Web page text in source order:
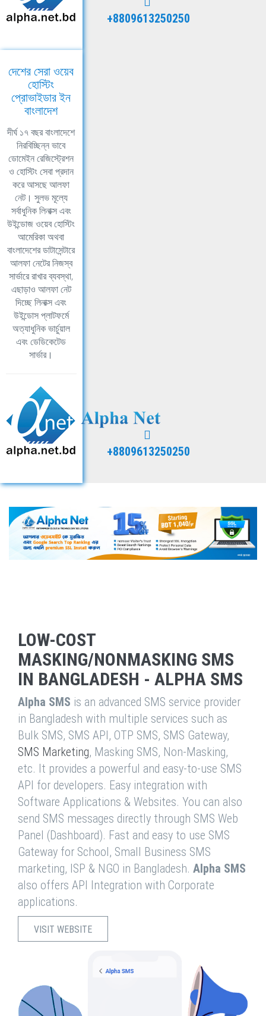
+8809613250250
দেশের সেরা ওয়েব
হোস্টিং
প্রোভাইডার ইন
বাংলাদেশ
দীর্ঘ ১৭ বছর বাংলাদেশে
নিরবিচ্ছিন্ন ভাবে
ডোমেইন রেজিস্ট্রেশন
ও হোস্টিং সেবা প্রদান
করে আসছে আলফা
নেট। সুলভ মূল্যে
সর্বাধুনিক লিনাক্স এবং
উইন্ডোজ ওয়েব হোস্টিং
আমেরিকা অথবা
বাংলাদেশের ডাটাসেন্টারে
আলফা নেটের নিজস্ব
সার্ভারে রাখার ব্যবস্থা,
এছাড়াও আলফা নেট
দিচ্ছে লিনাক্স এবং
উইন্ডোস প্লাটফর্মে
অত্যাধুনিক ভার্চুয়াল
এবং ডেডিকেটেড
সার্ভার।
+8809613250250
LOW-COST
MASKING/NONMASKING SMS
IN BANGLADESH - ALPHA SMS
Alpha SMS is an advanced SMS service provider
in Bangladesh with multiple services such as
Bulk SMS, SMS API, OTP SMS, SMS Gateway,
SMS Marketing, Masking SMS, Non-Masking,
etc. It provides a powerful and easy-to-use SMS
API for developers. Easy integration with
Software Applications & Websites. You can also
send SMS messages directly through SMS Web
Panel (Dashboard). Fast and easy to use SMS
Gateway for School, Small Business SMS
marketing, ISP & NGO in Bangladesh. Alpha SMS
also offers API Integration with Corporate
applications.
VISIT WEBSITE